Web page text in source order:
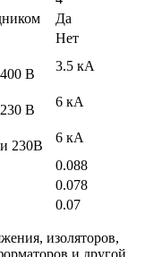
Да
Нет
В
3.5 кА
В
6 кА
230В
6 кА
0.088
0.078
0.07
изоляторов,
и другой